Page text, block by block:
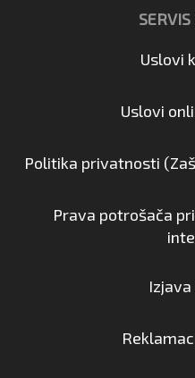
SERVIS
Uslovi
Uslovi
Politika privatnosti
Prava potrošača
Izjava